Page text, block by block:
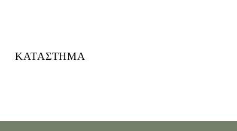
ΚΑΤΑΣΤΗΜΑ